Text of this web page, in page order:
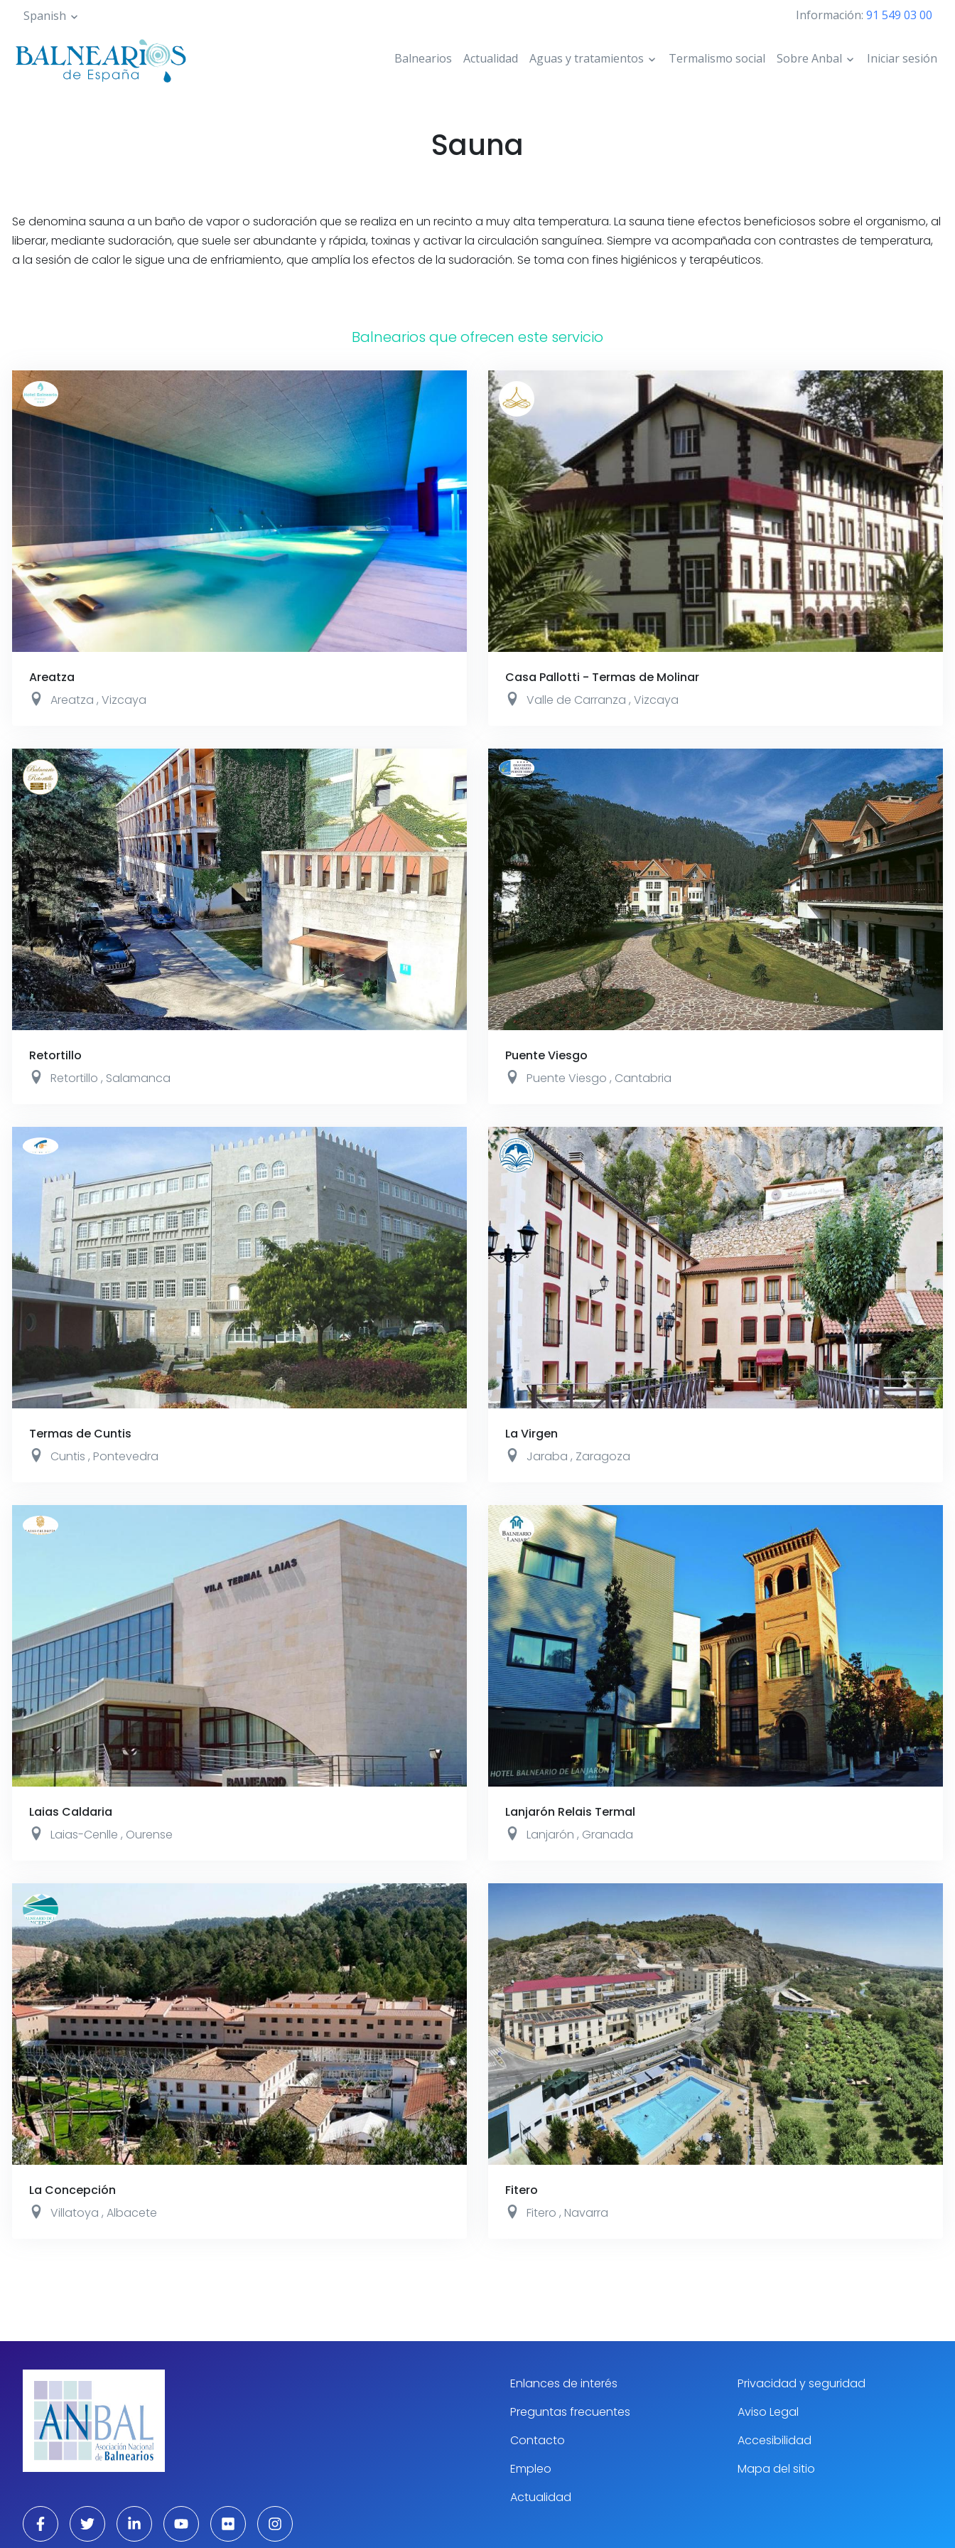
Pasar
contenido
principal
Spanish Información: 91 549 03 00
Balnearios Actualidad Aguas y tratamientos Termalismo social Sobre Anbal Iniciar sesión
Sauna
Se denomina sauna a un baño de vapor o sudoración que se realiza en un recinto a muy alta temperatura. La sauna tiene efectos beneficiosos sobre el organismo, al
liberar, mediante sudoración, que suele ser abundante y rápida, toxinas y activar la circulación sanguínea. Siempre va acompañada con contrastes de temperatura,
a la sesión de calor le sigue una de enfriamiento, que amplía los efectos de la sudoración. Se toma con fines higiénicos y terapéuticos.
Balnearios que ofrecen este servicio
Areatza
Areatza , Vizcaya
Casa Pallotti - Termas de Molinar
Valle de Carranza , Vizcaya
Retortillo
Retortillo , Salamanca
Puente Viesgo
Puente Viesgo , Cantabria
Termas de Cuntis
Cuntis , Pontevedra
La Virgen
Jaraba , Zaragoza
Laias Caldaria
Laias-Cenlle , Ourense
Lanjarón Relais Termal
Lanjarón , Granada
La Concepción
Villatoya , Albacete
Fitero
Fitero , Navarra
Enlances de interés
Preguntas frecuentes
Contacto
Empleo
Actualidad
Privacidad y seguridad
Aviso Legal
Accesibilidad
Mapa del sitio